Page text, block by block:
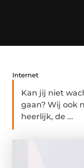
Internet
Kan jij niet
gaan? Wij ook
heerlijk, de ...